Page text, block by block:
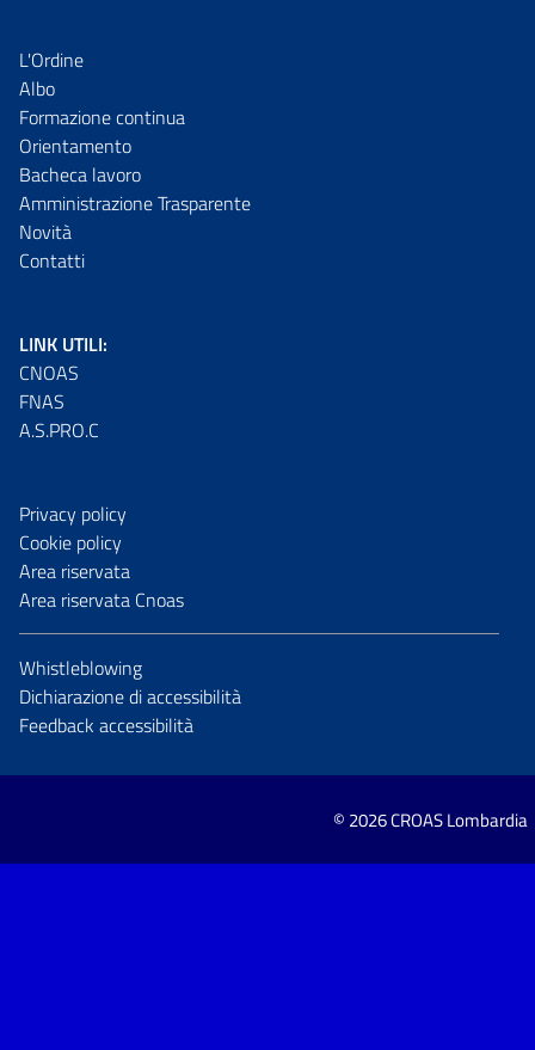
L'Ordine
Albo
Formazione continua
Orientamento
Bacheca lavoro
Amministrazione Trasparente
Novità
Contatti
LINK UTILI:
CNOAS
FNAS
A.S.PRO.C
Privacy policy
Cookie policy
Area riservata
Area riservata Cnoas
Whistleblowing
Dichiarazione di accessibilità
Feedback accessibilità
© 2026 CROAS Lombardia